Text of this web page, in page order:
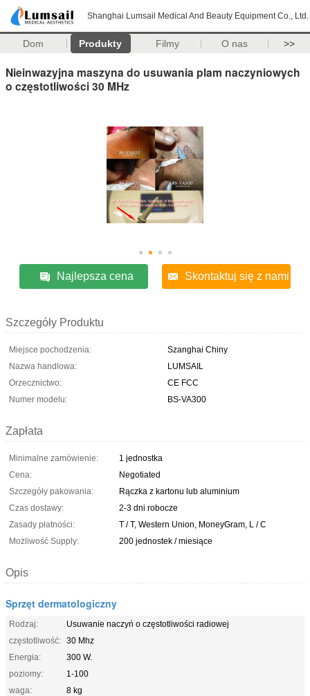
Shanghai Lumsail Medical And Beauty Equipment Co., Ltd.
Dom Produkty Filmy O nas >>
Nieinwazyjna maszyna do usuwania plam naczyniowych
o częstotliwości 30 MHz
Najlepsza cena Skontaktuj się z nami
Szczegóły Produktu
Miejsce pochodzenia:
Szanghai Chiny
Nazwa handlowa:
LUMSAIL
Orzecznictwo:
CE FCC
Numer modelu:
BS-VA300
Zapłata
Minimalne zamówienie:
1 jednostka
Cena:
Negotiated
Szczegóły pakowania:
Rączka z kartonu lub aluminium
Czas dostawy:
2-3 dni robocze
Zasady płatności:
T / T, Western Union, MoneyGram, L / C
Możliwość Supply:
200 jednostek / miesiące
Opis
Sprzęt dermatologiczny
Rodzaj:
Usuwanie naczyń o częstotliwości radiowej
częstotliwość: 30 Mhz
Energia:
300 W.
poziomy:
1-100
waga:
8 kg